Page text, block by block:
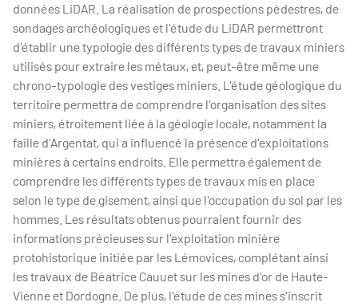
données LiDAR. La réalisation de prospections pédestres, de
sondages archéologiques et l'étude du LiDAR permettront
d'établir une typologie des différents types de travaux miniers
utilisés pour extraire les métaux, et, peut-être même une
chrono-typologie des vestiges miniers. L'étude géologique du
territoire permettra de comprendre l'organisation des sites
miniers, étroitement liée à la géologie locale, notamment la
faille d'Argentat, qui a influencé la présence d'exploitations
minières à certains endroits. Elle permettra également de
comprendre les différents types de travaux mis en place
selon le type de gisement, ainsi que l'occupation du sol par les
hommes. Les résultats obtenus pourraient fournir des
informations précieuses sur l'exploitation minière
protohistorique initiée par les Lémovices, complétant ainsi
les travaux de Béatrice Cauuet sur les mines d'or de Haute-
Vienne et Dordogne. De plus, l'étude de ces mines s'inscrit